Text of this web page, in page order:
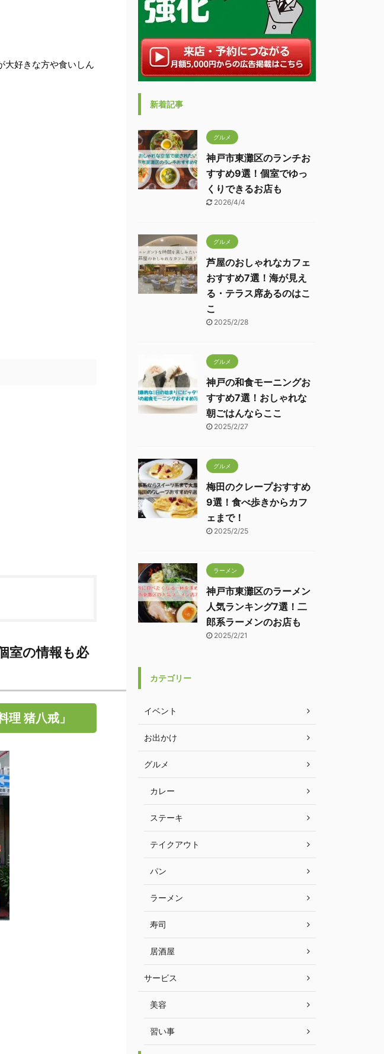
大好きな方や食いしん
室の情報も必
猪八戒」
新着記事
グルメ
神戸市東灘区のランチお
すすめ9選！個室でゆっ
くりできるお店も
2026/4/4
グルメ
芦屋のおしゃれなカフェ
おすすめ7選！海が見え
る・テラス席あるのはこ
こ
2025/2/28
グルメ
神戸の和食モーニングお
すすめ7選！おしゃれな
朝ごはんならここ
2025/2/27
グルメ
梅田のクレープおすすめ
9選！食べ歩きからカフ
ェまで！
2025/2/25
ラーメン
神戸市東灘区のラーメン
人気ランキング7選！二
郎系ラーメンのお店も
2025/2/21
カテゴリー
イベント
お出かけ
グルメ
カレー
ステーキ
テイクアウト
パン
ラーメン
寿司
居酒屋
サービス
美容
習い事